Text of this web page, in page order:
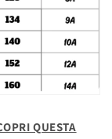
QUESTA